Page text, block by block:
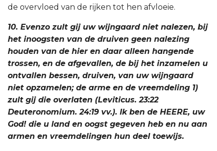
de overvloed van de rijken tot hen afvloeie.
10. Evenzo zult gij uw wijngaard niet nalezen, bij
het inoogsten van de druiven geen nalezing
houden van de hier en daar alleen hangende
trossen, en de afgevallen, de bij het inzamelen u
ontvallen bessen, druiven, van uw wijngaard
niet opzamelen; de arme en de vreemdeling 1)
zult gij die overlaten (Leviticus. 23:22
Deuteronomium. 24:19 vv.). Ik ben de HEERE, uw
God! die u land en oogst gegeven heb en nu aan
armen en vreemdelingen hun deel toewijs.